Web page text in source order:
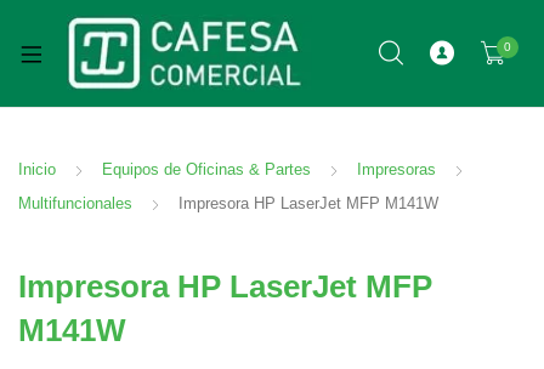
0
Inicio Equipos de Oficinas & Partes
Impresoras
Multifuncionales
Impresora HP LaserJet MFP M141W
Impresora HP LaserJet MFP
M141W